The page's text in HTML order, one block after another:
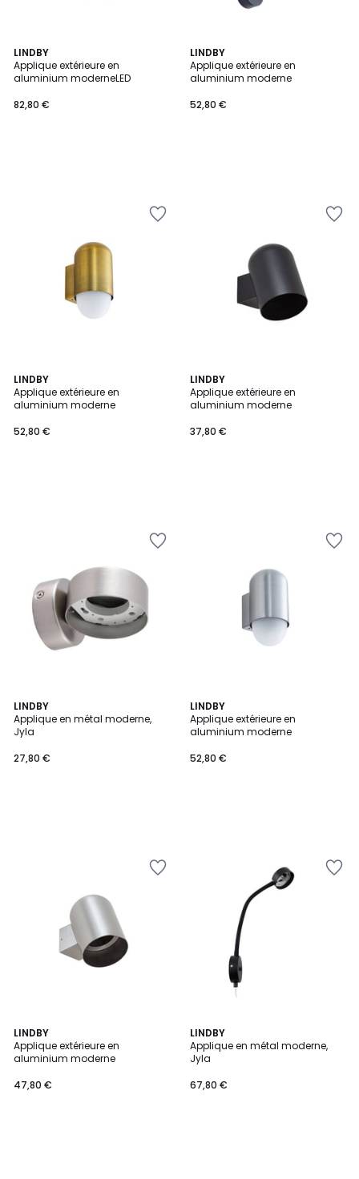
LINDBY
Applique extérieure en
aluminium moderneLED
82,80 €
LINDBY
Applique extérieure en
aluminium moderne
52,80 €
LINDBY
Applique extérieure en
aluminium moderne
52,80 €
LINDBY
Applique extérieure en
aluminium moderne
37,80 €
LINDBY
Applique en métal moderne,
Jyla
27,80 €
LINDBY
Applique extérieure en
aluminium moderne
52,80 €
LINDBY
Applique extérieure en
aluminium moderne
47,80 €
LINDBY
Applique en métal moderne,
Jyla
67,80 €